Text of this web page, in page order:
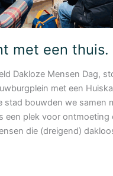
met een thuis.
Dakloze Mensen Dag,
met een
stad bouwden we samen
een plek voor ontmoeting
die (dreigend)